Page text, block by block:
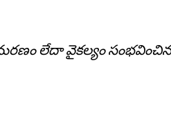
లేదా వైకల్యం సంభవించిన